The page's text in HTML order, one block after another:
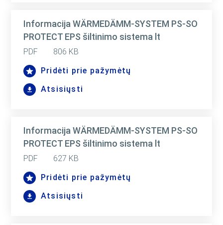
Informacija WÄRMEDÄMM-SYSTEM PS-SO
PROTECT EPS šiltinimo sistema lt
PDF
806 KB
Pridėti prie pažymėtų
Atsisiųsti
Informacija WÄRMEDÄMM-SYSTEM PS-SO
PROTECT EPS šiltinimo sistema lt
PDF
627 KB
Pridėti prie pažymėtų
Atsisiųsti